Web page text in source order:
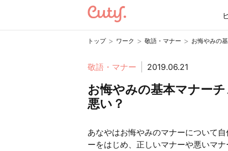
トップ > ワーク > 敬語・マナー > お悔やみの
敬語・マナー 2019.06.21
お悔やみの基本マナー
悪い？
あなやはお悔やみのマナーについて
ーをはじめ、正しいマナーや悪いマ